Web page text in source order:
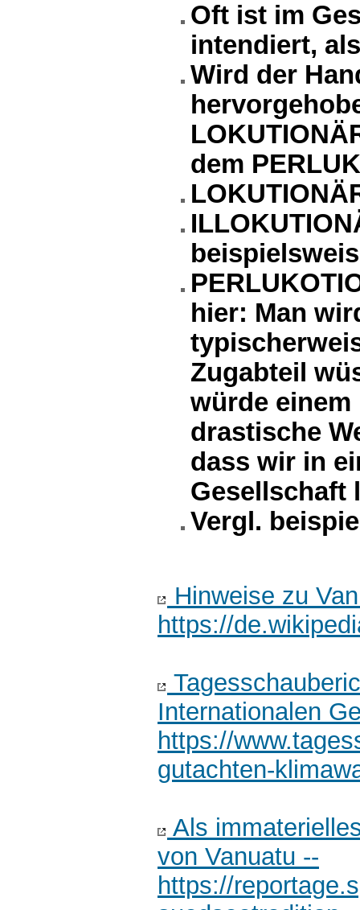
Oft ist im
intendiert,
Wird der
dem
hier: Man
Zugabteil
würde einem
drastische
dass wir in
Gesellschaft
Vergl.
Hinweise zu
https://
Internationalen
https://
gutachten-
Als
von Vanuatu --
https://